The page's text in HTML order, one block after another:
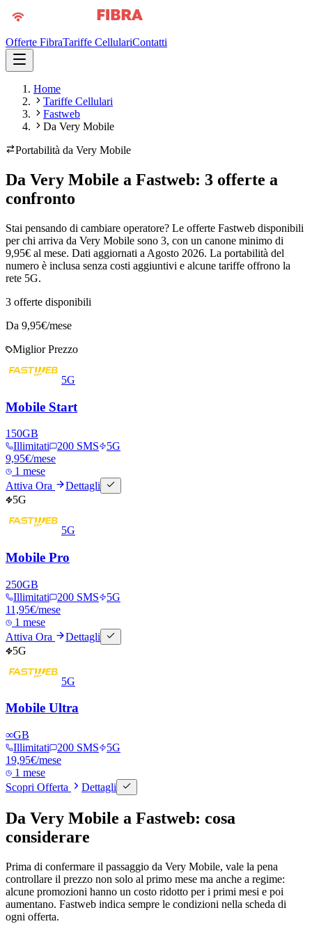
Offerte FibraTariffe CellulariContatti
Home
Tariffe Cellulari
Fastweb
Da Very Mobile
Portabilità da Very Mobile
Da Very Mobile a Fastweb: 3 offerte a
confronto
Stai pensando di cambiare operatore? Le offerte Fastweb disponibili
per chi arriva da Very Mobile sono 3, con un canone minimo di
9,95€ al mese. Dati aggiornati a Agosto 2026. La portabilità del
numero è inclusa senza costi aggiuntivi e alcune tariffe offrono la
rete 5G.
3 offerte disponibili
Da 9,95€/mese
Miglior Prezzo
5G
Mobile Start
150GB
Illimitati
200 SMS
5G
9,95€/mese
1 mese
Attiva Ora
Dettagli
5G
5G
Mobile Pro
250GB
Illimitati
200 SMS
5G
11,95€/mese
1 mese
Attiva Ora
Dettagli
5G
5G
Mobile Ultra
∞GB
Illimitati
200 SMS
5G
19,95€/mese
1 mese
Scopri Offerta
Dettagli
Da Very Mobile a Fastweb: cosa
considerare
Prima di confermare il passaggio da Very Mobile, vale la pena
controllare il prezzo non solo al primo mese ma anche a regime:
alcune promozioni hanno un costo ridotto per i primi mesi e poi
aumentano. Fastweb indica sempre le condizioni nella scheda di
ogni offerta.